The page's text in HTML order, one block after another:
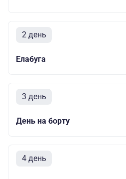
2 день
Елабуга
3 день
День на борту
4 день